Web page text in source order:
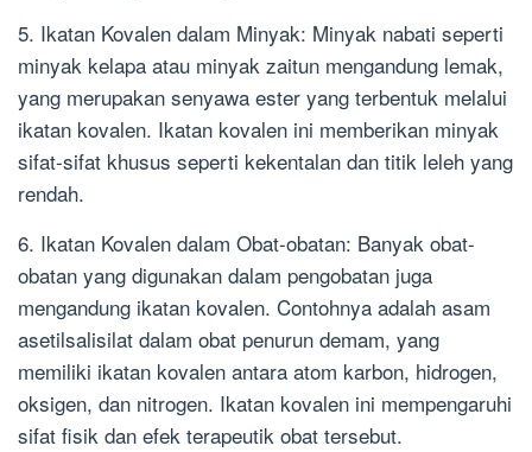
5. Ikatan Kovalen dalam Minyak: Minyak nabati seperti
minyak kelapa atau minyak zaitun mengandung lemak,
yang merupakan senyawa ester yang terbentuk melalui
ikatan kovalen. Ikatan kovalen ini memberikan minyak
sifat-sifat khusus seperti kekentalan dan titik leleh yang
rendah.
6. Ikatan Kovalen dalam Obat-obatan: Banyak obat-
obatan yang digunakan dalam pengobatan juga
mengandung ikatan kovalen. Contohnya adalah asam
asetilsalisilat dalam obat penurun demam, yang
memiliki ikatan kovalen antara atom karbon, hidrogen,
oksigen, dan nitrogen. Ikatan kovalen ini mempengaruhi
sifat fisik dan efek terapeutik obat tersebut.